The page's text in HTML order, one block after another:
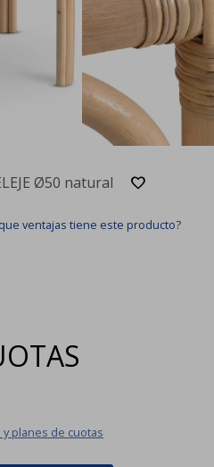
Ø50 natural
ventajas tiene este producto?
planes de cuotas